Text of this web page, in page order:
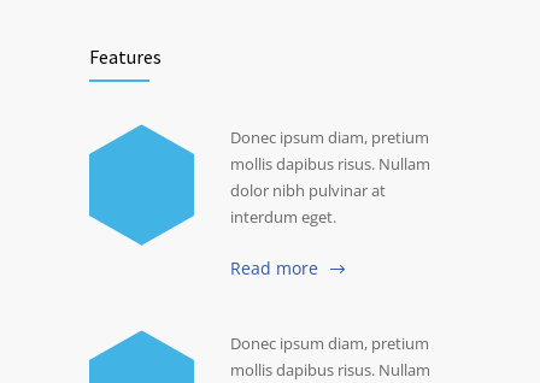
Features
Donec ipsum diam, pretium
mollis dapibus risus. Nullam
dolor nibh pulvinar at
interdum eget.
Read more
Donec ipsum diam, pretium
mollis dapibus risus. Nullam